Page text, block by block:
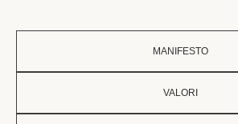
MANIFESTO
VALORI